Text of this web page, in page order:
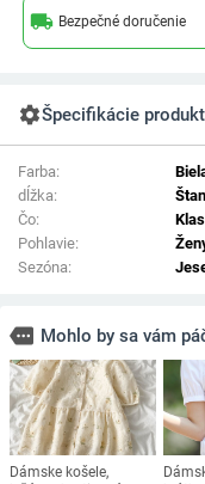
local_shipping Bezpečné doručenie
settingsŠpecifikácie
Farba:
dĺžka:
Čo:
Pohlavie:
Sezóna:
more Mohlo by sa vám
Dámske košele,